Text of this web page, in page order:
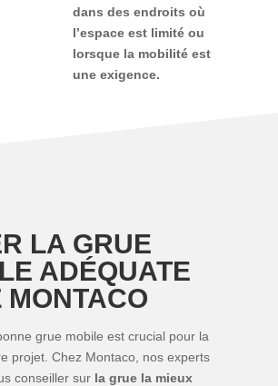
dans des endroits où
l’espace est limité ou
lorsque la mobilité est
une exigence.
LA GRUE
ADÉQUATE
MONTACO
grue mobile est crucial pour la
projet. Chez Montaco, nos experts
conseiller surla grue la mieux